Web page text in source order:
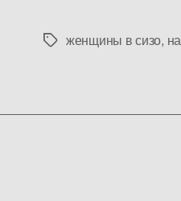
Меткиженщины в сизо,